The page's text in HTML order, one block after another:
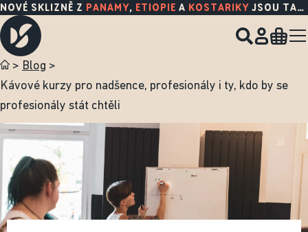
NOVÉ KŠILTOVKY
> Blog >
Kávové kurzy pro nadšence, profesionály i ty, kdo by se
profesionály stát chtěli